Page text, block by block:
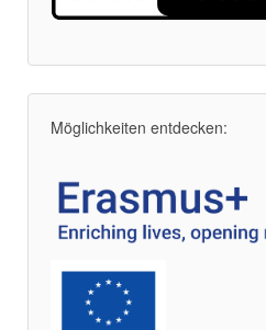
Möglichkeiten entdecken: